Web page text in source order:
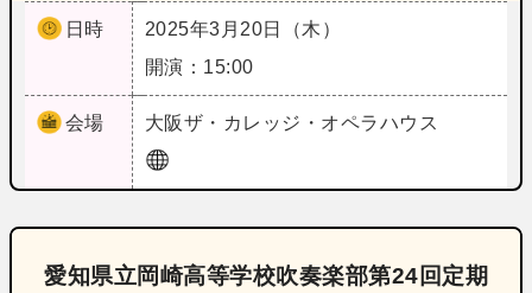
日時
2025年3月20日（木）
開演：15:00
会場 大阪ザ・カレッジ・オペラハウス
愛知県立岡崎高等学校吹奏楽部第24回定期